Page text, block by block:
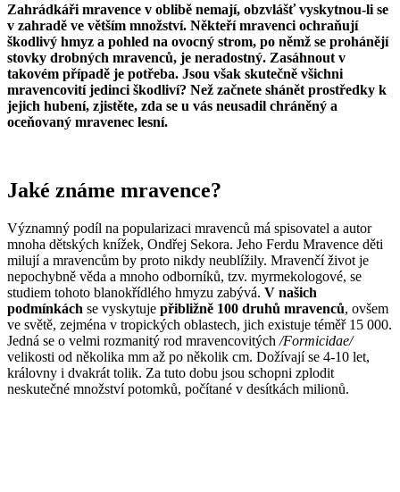
Zahrádkáři mravence v oblibě nemají, obzvlášť vyskytnou-li se
v zahradě ve větším množství. Někteří mravenci ochraňují
škodlivý hmyz a pohled na ovocný strom, po němž se prohánějí
stovky drobných mravenců, je neradostný. Zasáhnout v
takovém případě je potřeba. Jsou však skutečně všichni
mravencovití jedinci škodliví? Než začnete shánět prostředky k
jejich hubení, zjistěte, zda se u vás neusadil chráněný a
oceňovaný mravenec lesní.
Jaké známe mravence?
Významný podíl na popularizaci mravenců má spisovatel a autor
mnoha dětských knížek, Ondřej Sekora. Jeho Ferdu Mravence děti
milují a mravencům by proto nikdy neublížily. Mravenčí život je
nepochybně věda a mnoho odborníků, tzv. myrmekologové, se
studiem tohoto blanokřídlého hmyzu zabývá. V našich
podmínkách se vyskytuje přibližně 100 druhů mravenců, ovšem
ve světě, zejména v tropických oblastech, jich existuje téměř 15 000.
Jedná se o velmi rozmanitý rod mravencovitých /Formicidae/
velikosti od několika mm až po několik cm. Dožívají se 4-10 let,
královny i dvakrát tolik. Za tuto dobu jsou schopni zplodit
neskutečné množství potomků, počítané v desítkách milionů.